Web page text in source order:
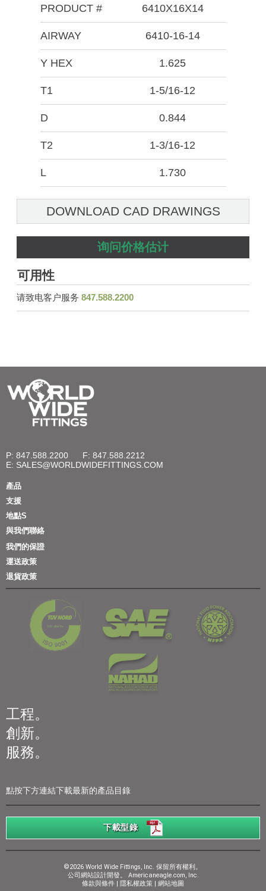
PRODUCT # 6410X16X14
AIRWAY 6410-16-14
Y HEX 1.625
T1 1-5/16-12
D 0.844
T2 1-3/16-12
L 1.730
DOWNLOAD CAD DRAWINGS
询问价格估计
可用性
请致电客户服务 847.588.2200
P: 847.588.2200
F: 847.588.2212
E: SALES@WORLDWIDEFITTINGS.COM
產品
支援
地點S
與我們聯絡
我們的保證
運送政策
退貨政策
工程。
創新。
服務。
點按下方連結下載最新的產品目錄
下載型錄
©2026 World Wide Fittings, Inc. 保留所有權利。
公司網站設計開發。 Americaneagle.com, Inc.
條款與條件 | 隱私權政策 | 網站地圖